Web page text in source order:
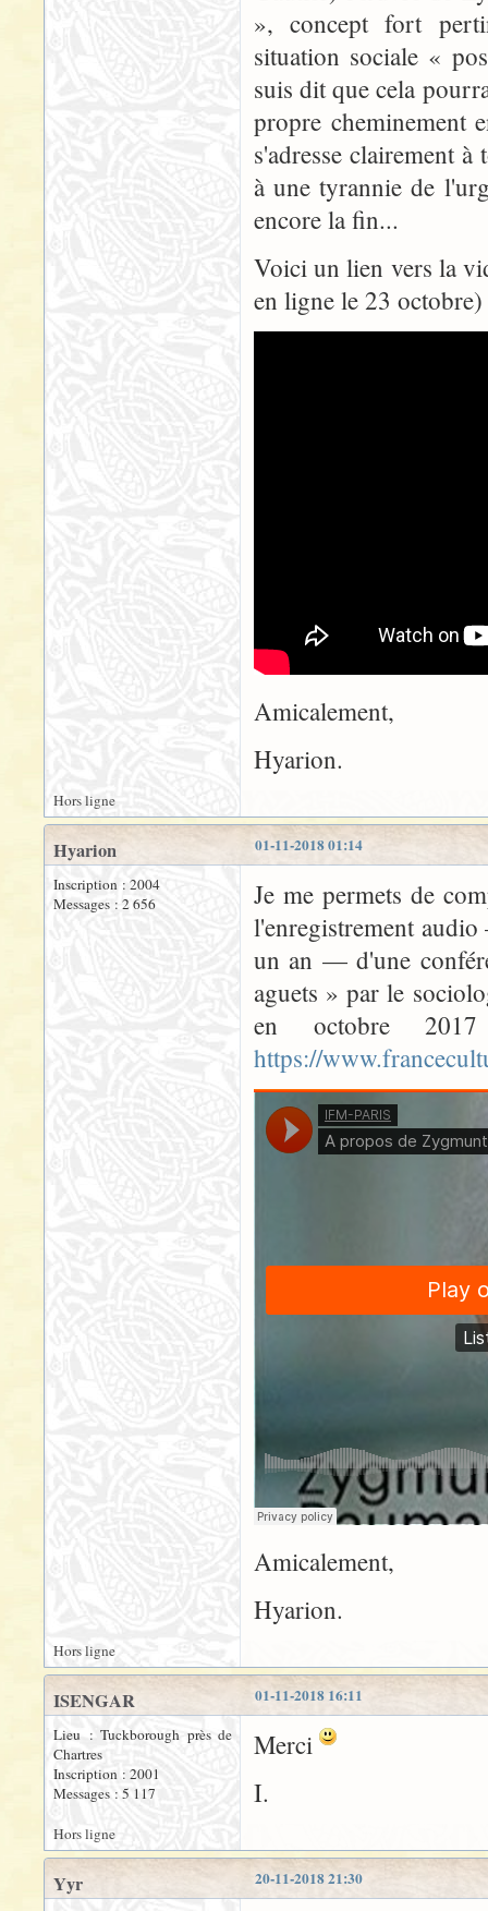
», concept fort
situation sociale «
suis dit que cela
propre cheminement
s'adresse clairement
à une tyrannie de
encore la fin...
Voici un lien vers la
en ligne le 23
Amicalement,
Hyarion.
Hors ligne
01-11-2018 01:14
Hyarion
Inscription : 2004
Messages : 2 656
Je me permets de
l'enregistrement
un an — d'une
aguets » par le
en octobre
https://
Amicalement,
Hyarion.
Hors ligne
01-11-2018 16:11
ISENGAR
Lieu : Tuckborough près de
Chartres
Inscription : 2001
Messages : 5 117
Merci
I.
Hors ligne
20-11-2018 21:30
Yyr